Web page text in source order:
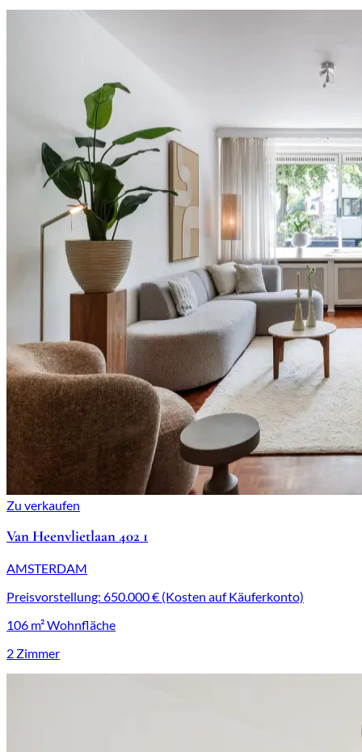
Zu verkaufen
Van Heenvlietlaan 402 1
AMSTERDAM
Preisvorstellung: 650.000 € (Kosten auf Käuferkonto)
106 m² Wohnfläche
2 Zimmer